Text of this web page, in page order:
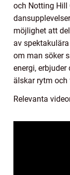
och Notting Hill
möjlighet att
av
om man söker
energi,
älskar rytm och
Relevanta